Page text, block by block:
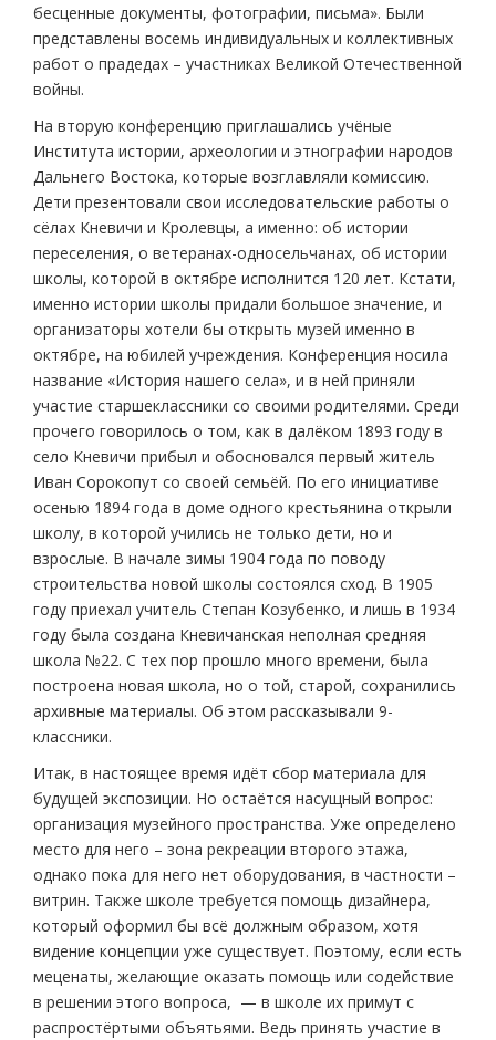
бесценные документы, фотографии, письма». Были
представлены восемь индивидуальных и коллективных
работ о прадедах – участниках Великой Отечественной
войны.
На вторую конференцию приглашались учёные
Института истории, археологии и этнографии народов
Дальнего Востока, которые возглавляли комиссию.
Дети презентовали свои исследовательские работы о
сёлах Кневичи и Кролевцы, а именно: об истории
переселения, о ветеранах-односельчанах, об истории
школы, которой в октябре исполнится 120 лет. Кстати,
именно истории школы придали большое значение, и
организаторы хотели бы открыть музей именно в
октябре, на юбилей учреждения. Конференция носила
название «История нашего села», и в ней приняли
участие старшеклассники со своими родителями. Среди
прочего говорилось о том, как в далёком 1893 году в
село Кневичи прибыл и обосновался первый житель
Иван Сорокопут со своей семьёй. По его инициативе
осенью 1894 года в доме одного крестьянина открыли
школу, в которой учились не только дети, но и
взрослые. В начале зимы 1904 года по поводу
строительства новой школы состоялся сход. В 1905
году приехал учитель Степан Козубенко, и лишь в 1934
году была создана Кневичанская неполная средняя
школа №22. С тех пор прошло много времени, была
построена новая школа, но о той, старой, сохранились
архивные материалы. Об этом рассказывали 9-
классники.
Итак, в настоящее время идёт сбор материала для
будущей экспозиции. Но остаётся насущный вопрос:
организация музейного пространства. Уже определено
место для него – зона рекреации второго этажа,
однако пока для него нет оборудования, в частности –
витрин. Также школе требуется помощь дизайнера,
который оформил бы всё должным образом, хотя
видение концепции уже существует. Поэтому, если есть
меценаты, желающие оказать помощь или содействие
в решении этого вопроса, — в школе их примут с
распростёртыми объятьями. Ведь принять участие в